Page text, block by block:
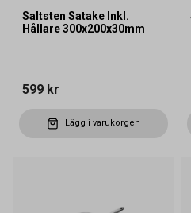
Saltsten Satake Inkl.
Hållare 300x200x30mm
599 kr
Lägg i varukorgen